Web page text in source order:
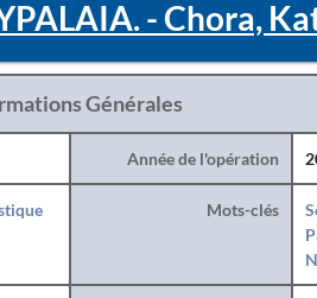
- Chora,
Générales
Année de l'opération
Mots-clés